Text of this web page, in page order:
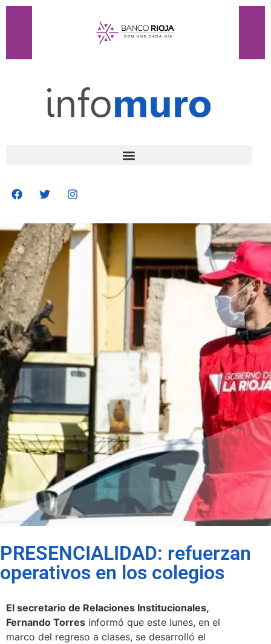
PRESENCIALIDAD: refuerzan
operativos en los colegios
El secretario de Relaciones Institucionales,
Fernando Torres informó que este lunes, en el
marco del regreso a clases, se desarrolló el